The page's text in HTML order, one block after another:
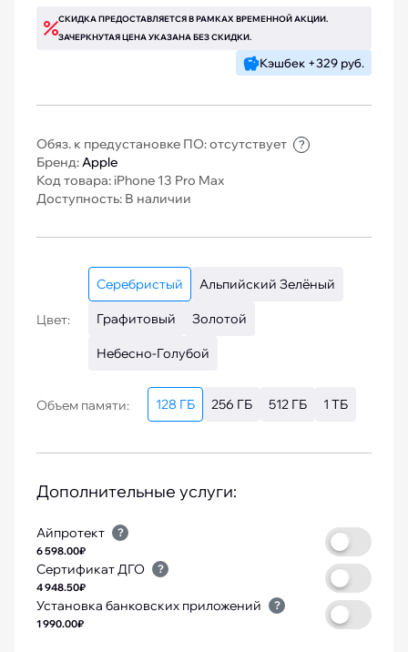
СКИДКА ПРЕДОСТАВЛЯЕТСЯ В РАМКАХ ВРЕМЕННОЙ АКЦИИ.
ЗАЧЕРКНУТАЯ ЦЕНА УКАЗАНА БЕЗ СКИДКИ.
Кэшбек +329 руб.
Обяз. к предустановке ПО: отсутствует ?
Бренд:Apple
Код товара: iPhone 13 Pro Max
Доступность: В наличии
Цвет:
Серебристый Альпийский Зелёный
Графитовый Золотой
Небесно-Голубой
Объем памяти: 128 ГБ 256 ГБ 512 ГБ 1 ТБ
Дополнительные услуги:
Айпротект ?
6 598.00₽
Сертификат ДГО ?
4 948.50₽
Установка банковских приложений ?
1 990.00₽